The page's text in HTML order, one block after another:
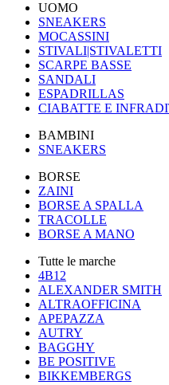
UOMO
SNEAKERS
MOCASSINI
STIVALI|STIVALETTI
SCARPE BASSE
SANDALI
ESPADRILLAS
CIABATTE E
BAMBINI
SNEAKERS
BORSE
ZAINI
BORSE A SPALLA
TRACOLLE
BORSE A MANO
Tutte le marche
4B12
ALEXANDER SMITH
ALTRAOFFICINA
APEPAZZA
AUTRY
BAGGHY
BE POSITIVE
BIKKEMBERGS